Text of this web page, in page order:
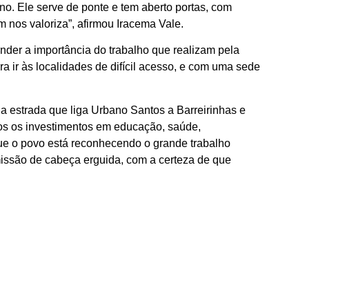
Ele serve de ponte e tem aberto portas, com
valoriza”, afirmou Iracema Vale.
a importância do trabalho que realizam pela
ir às localidades de difícil acesso, e com uma sede
estrada que liga Urbano Santos a Barreirinhas e
os investimentos em educação, saúde,
o povo está reconhecendo o grande trabalho
de cabeça erguida, com a certeza de que